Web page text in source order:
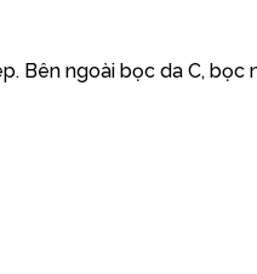
Bên ngoài bọc da C, bọc